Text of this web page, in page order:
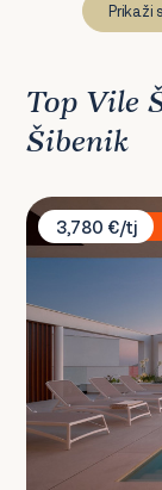
Prikaži
Top Vile
Šibenik
Villa Five K
3,780 €/tj